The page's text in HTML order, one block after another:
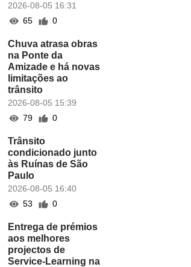
2026-08-05 16:31
65
0
Chuva atrasa obras
na Ponte da
Amizade e há novas
limitações ao
trânsito
2026-08-05 15:39
79
0
Trânsito
condicionado junto
às Ruínas de São
Paulo
2026-08-05 16:40
53
0
Entrega de prémios
aos melhores
projectos de
Service-Learning na